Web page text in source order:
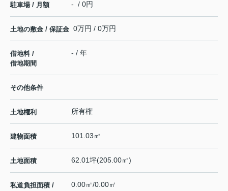
駐車場 / 月額 - / 0円
土地の敷金 / 保証金 0万円 / 0万円
借地料 /
借地期間
- / 年
その他条件
土地権利 所有権
建物面積 101.03㎡
土地面積 62.01坪(205.00㎡)
私道負担面積 /
0.00㎡/0.00㎡